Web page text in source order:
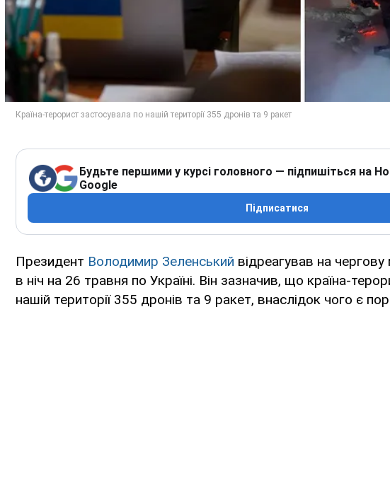
Будьте першими у курсі головного — підпишіться на
Google
Підписатися
Президент Володимир Зеленський відреагував на
в ніч на 26 травня по Україні. Він зазначив, що країна-
нашій території 355 дронів та 9 ракет, внаслідок чого є